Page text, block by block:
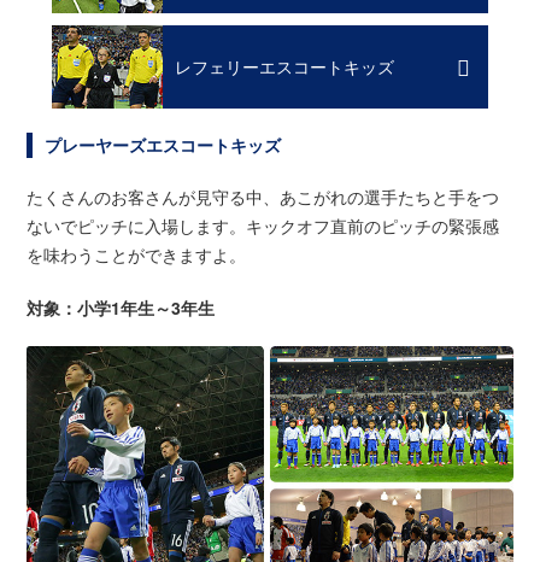
レフェリーエスコートキッズ
プレーヤーズエスコートキッズ
たくさんのお客さんが見守る中、あこがれの選手たちと手をつ
ないでピッチに入場します。キックオフ直前のピッチの緊張感
を味わうことができますよ。
対象：小学1年生～3年生